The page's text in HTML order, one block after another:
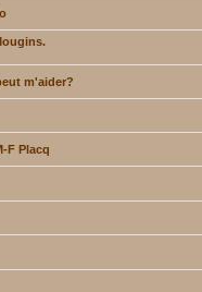
m'aider?
F Placq